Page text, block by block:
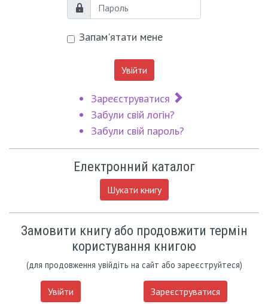
Пароль
Запам'ятати мене
Увійти
Зареєструватися
Забули свій логін?
Забули свій пароль?
Електронний каталог
Шукати книгу
Замовити книгу або продовжити термін
користування книгою
(для продовження увійдіть на сайт або зареєструйтеся)
Увійти Зареєструватися